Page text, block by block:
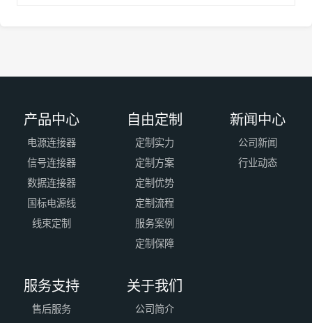
产品中心
电源连接器
信号连接器
数据连接器
国标电源线
线束定制
自由定制
定制实力
定制方案
定制优势
定制流程
服务案例
定制保障
新闻中心
公司新闻
行业动态
服务支持
售后服务
关于我们
公司简介